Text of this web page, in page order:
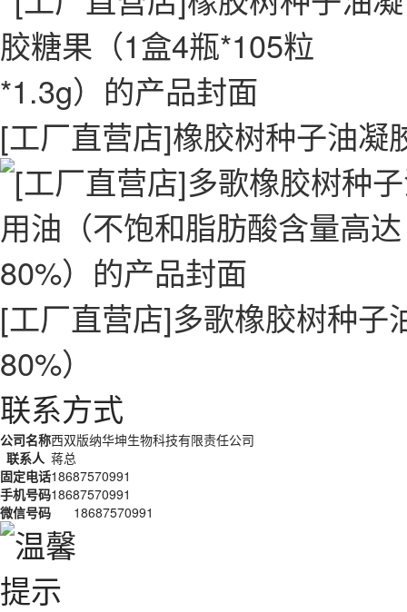
[工厂直营店]橡胶树种子油
[工厂直营店]多歌橡胶树种子
80%）
联系方式
公司名称西双版纳华坤生物科技有限责任公司
联系人 蒋总
固定电话18687570991
手机号码18687570991
微信号码
18687570991